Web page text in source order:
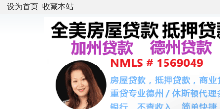
设为首页 收藏本站